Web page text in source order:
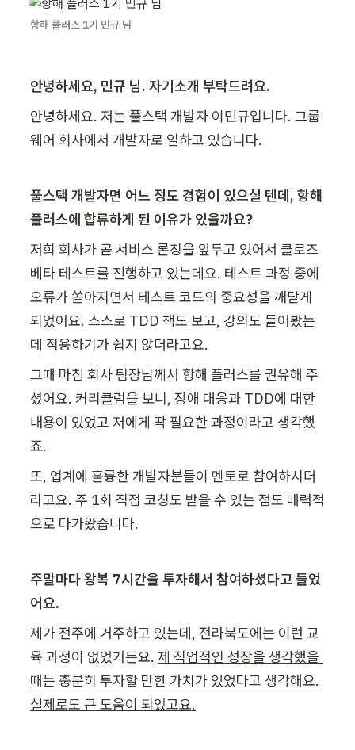
항해 플러스 1기 민규 님
안녕하세요, 민규 님. 자기소개 부탁드려요.
안녕하세요. 저는 풀스택 개발자 이민규입니다. 그룹
웨어 회사에서 개발자로 일하고 있습니다.
풀스택 개발자면 어느 정도 경험이 있으실 텐데, 항해
플러스에 합류하게 된 이유가 있을까요?
저희 회사가 곧 서비스 론칭을 앞두고 있어서 클로즈
베타 테스트를 진행하고 있는데요. 테스트 과정 중에
오류가 쏟아지면서 테스트 코드의 중요성을 깨닫게
되었어요. 스스로 TDD 책도 보고, 강의도 들어봤는
데 적용하기가 쉽지 않더라고요.
그때 마침 회사 팀장님께서 항해 플러스를 권유해 주
셨어요. 커리큘럼을 보니, 장애 대응과 TDD에 대한
내용이 있었고 저에게 딱 필요한 과정이라고 생각했
죠.
또, 업계에 훌륭한 개발자분들이 멘토로 참여하시더
라고요. 주 1회 직접 코칭도 받을 수 있는 점도 매력적
으로 다가왔습니다.
주말마다 왕복 7시간을 투자해서 참여하셨다고 들었
어요.
제가 전주에 거주하고 있는데, 전라북도에는 이런 교
육 과정이 없었거든요. 제 직업적인 성장을 생각했을
때는 충분히 투자할 만한 가치가 있었다고 생각해요.
실제로도 큰 도움이 되었고요.